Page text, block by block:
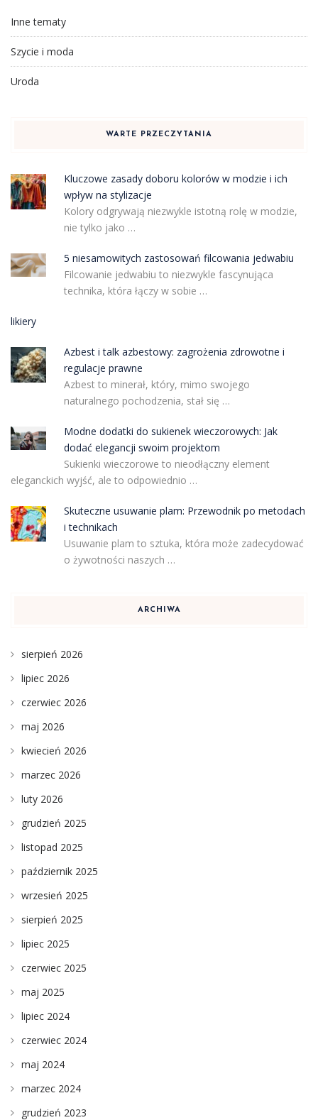
Inne tematy
Szycie i moda
Uroda
WARTE PRZECZYTANIA
Kluczowe zasady doboru kolorów w modzie i ich
wpływ na stylizacje
Kolory odgrywają niezwykle istotną rolę w modzie,
nie tylko jako …
5 niesamowitych zastosowań filcowania jedwabiu
Filcowanie jedwabiu to niezwykle fascynująca
technika, która łączy w sobie …
likiery
Azbest i talk azbestowy: zagrożenia zdrowotne i
regulacje prawne
Azbest to minerał, który, mimo swojego
naturalnego pochodzenia, stał się …
Modne dodatki do sukienek wieczorowych: Jak
dodać elegancji swoim projektom
Sukienki wieczorowe to nieodłączny element
eleganckich wyjść, ale to odpowiednio …
Skuteczne usuwanie plam: Przewodnik po metodach
i technikach
Usuwanie plam to sztuka, która może zadecydować
o żywotności naszych …
ARCHIWA
sierpień 2026
lipiec 2026
czerwiec 2026
maj 2026
kwiecień 2026
marzec 2026
luty 2026
grudzień 2025
listopad 2025
październik 2025
wrzesień 2025
sierpień 2025
lipiec 2025
czerwiec 2025
maj 2025
lipiec 2024
czerwiec 2024
maj 2024
marzec 2024
grudzień 2023